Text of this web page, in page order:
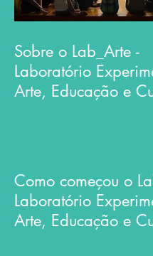
Sobre o Lab_Arte -
Laboratório
Arte, Educação e
Como começou o
Laboratório
Arte, Educação e